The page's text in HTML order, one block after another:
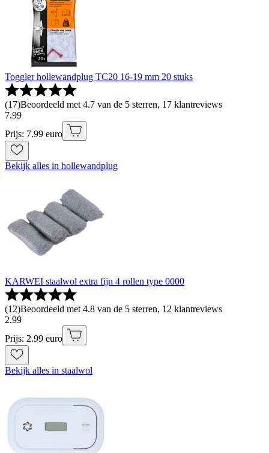
Toggler hollewandplug TC20 16-19 mm 20 stuks
(17)Beoordeeld met 4.7 van de 5 sterren, 17 klantreviews
7.99
Prijs: 7.99 euro
Bekijk alles in hollewandplug
KARWEI staalwol extra fijn 4 rollen type 0000
(12)Beoordeeld met 4.8 van de 5 sterren, 12 klantreviews
2.99
Prijs: 2.99 euro
Bekijk alles in staalwol